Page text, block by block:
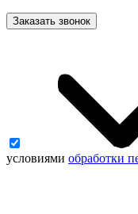
Заказать звонок
условиями обработки